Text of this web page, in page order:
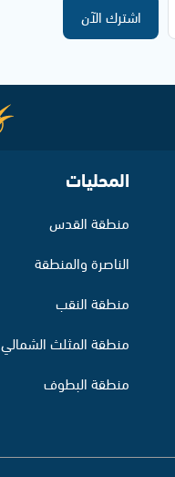
اشترك الآن
المحليات
منطقة القدس
الناصرة والمنطقة
منطقة النقب
منطقة المثلث الشمالي
منطقة البطوف